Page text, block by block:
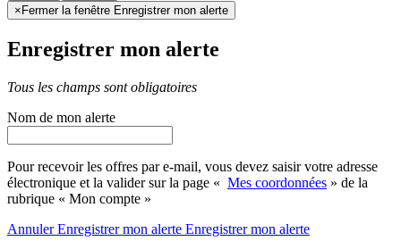
× Fermer la fenêtre Enregistrer mon alerte
Enregistrer mon alerte
Tous les champs sont obligatoires
Nom de mon alerte
Pour recevoir les offres par e-mail, vous devez saisir votre adresse
électronique et la valider sur la page « Mes coordonnées » de la
rubrique « Mon compte »
AnnulerEnregistrer mon alerte Enregistrermon alerte